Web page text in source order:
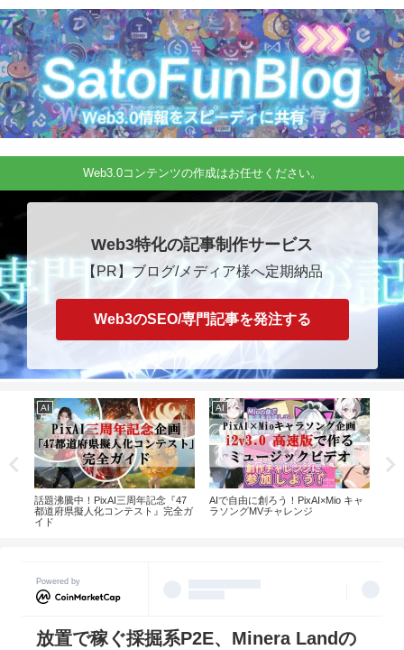
Web3.0コンテンツの作成はお任せください。
Web3特化の記事制作サービス
【PR】ブログ/メディア様へ定期納品
Web3のSEO/専門記事を発注する
AI
話題沸騰中！PixAI三周年記念『47
都道府県擬人化コンテスト』完全ガ
イド
AI
AIで自由に創ろう！PixAI×Mio キャ
ラソングMVチャレンジ
Powered by
放置で稼ぐ採掘系P2E、Minera Landの